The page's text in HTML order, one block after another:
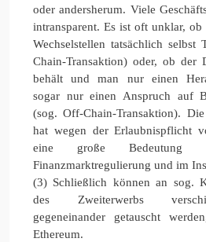
oder andersherum. Viele
intransparent. Es ist oft unklar,
Wechselstellen tatsächlich selbst
Chain-Transaktion) oder, ob der
behält und man nur einen
sogar nur einen Anspruch auf
(sog. Off-Chain-Transaktion).
hat wegen der Erlaubnispflicht
eine große
Finanzmarktregulierung und im
(3) Schließlich können an sog.
des Zweiterwerbs
gegeneinander getauscht
Ethereum.